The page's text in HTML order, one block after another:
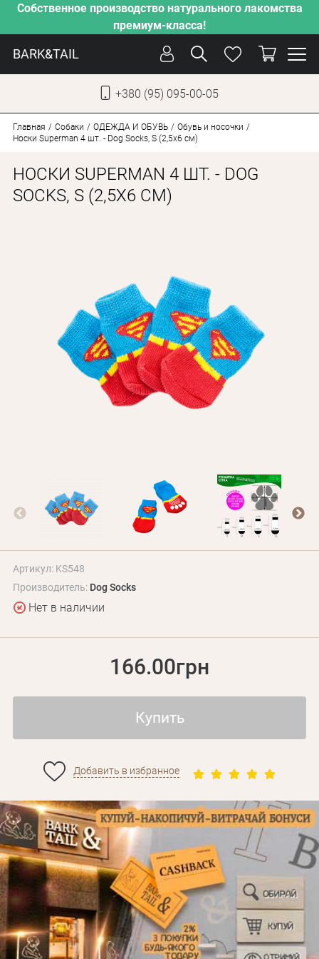
Собственное производство натурального лакомства
премиум-класса!
BARK&TAIL
+380 (95) 095-00-05
УХОД
ЗАБОТА
АКЦИИ
ДЛЯ КОТОВ
Оплата и доставка
Программа лояльности
О Нас
+380 (95) 095-00-05
Главная Собаки ОДЕЖДА И ОБУВЬ
Обувь и носочки
Носки Superman 4 шт. - Dog Socks, S (2,5х6 см)
НОСКИ SUPERMAN 4 ШТ. - DOG
SOCKS, S (2,5Х6 СМ)
Артикул: KS548
Производитель: Dog Socks
Нет в наличии
166.00грн
Купить
Добавить в избранное